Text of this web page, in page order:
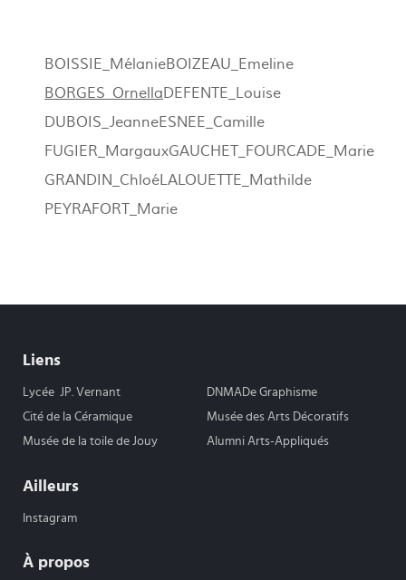
BOISSIE_MélanieBOIZEAU_Emeline
BORGES_OrnellaDEFENTE_Louise
DUBOIS_JeanneESNEE_Camille
FUGIER_MargauxGAUCHET_FOURCADE_Marie
GRANDIN_ChloéLALOUETTE_Mathilde
PEYRAFORT_Marie
Liens
Lycée JP. Vernant
DNMADe Graphisme
Cité de la Céramique
Musée des Arts Décoratifs
Musée de la toile de Jouy
Alumni Arts-Appliqués
Ailleurs
Instagram
À propos